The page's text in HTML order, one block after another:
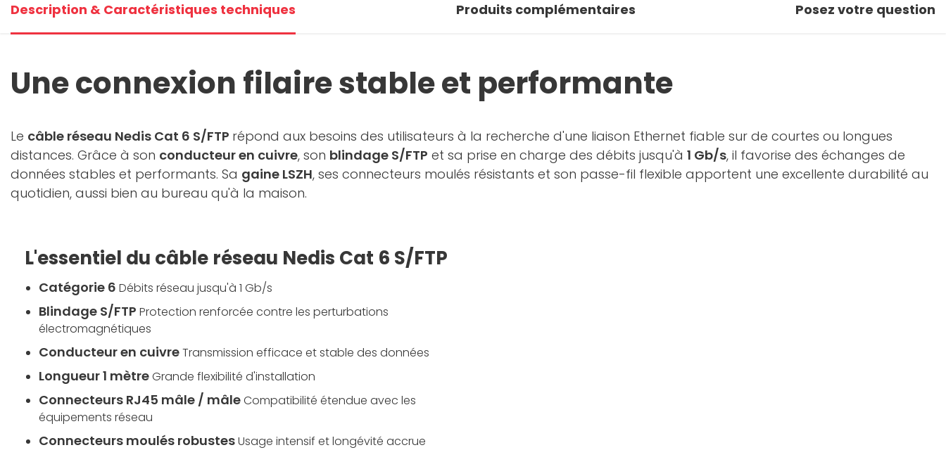
Description & Caractéristiques techniques Produits complémentaires Posez votre question
Une connexion filaire stable et performante
Le câble réseau Nedis Cat 6 S/FTP répond aux besoins des utilisateurs à la recherche d'une liaison Ethernet fiable sur de courtes ou longues
distances. Grâce à son conducteur en cuivre, son blindage S/FTP et sa prise en charge des débits jusqu'à 1 Gb/s, il favorise des échanges de
données stables et performants. Sa gaine LSZH, ses connecteurs moulés résistants et son passe-fil flexible apportent une excellente durabilité au
quotidien, aussi bien au bureau qu'à la maison.
L'essentiel du câble réseau Nedis Cat 6 S/FTP
Catégorie 6 Débits réseau jusqu'à 1 Gb/s
Blindage S/FTP Protection renforcée contre les perturbations
électromagnétiques
Conducteur en cuivreTransmission efficace et stable des données
Longueur 1 mètreGrande flexibilité d'installation
Connecteurs RJ45 mâle / mâleCompatibilité étendue avec les
équipements réseau
Connecteurs moulés robustesUsage intensif et longévité accrue